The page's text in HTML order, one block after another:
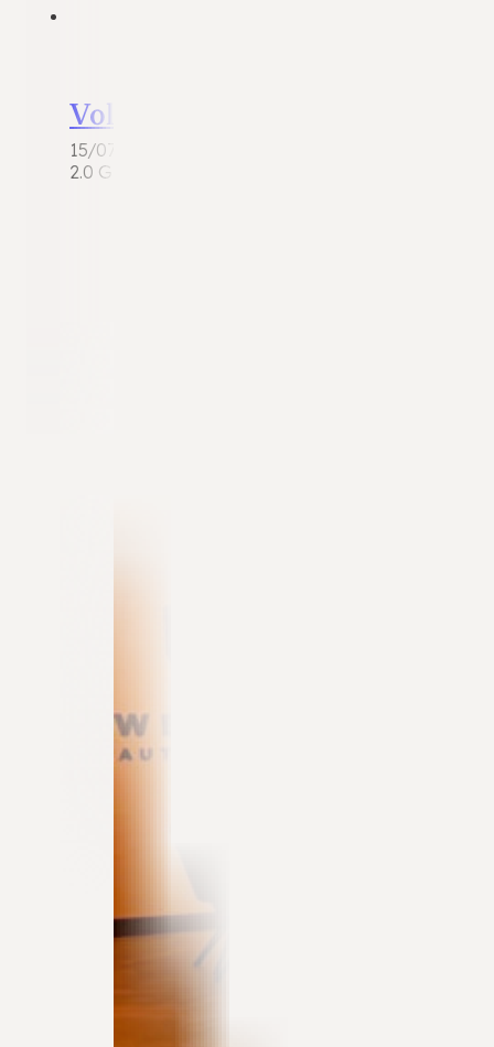
Volkswagen Golf
15/07/2026
2.0 GTI Edition | 2012 | 160.794 km | Benzine |